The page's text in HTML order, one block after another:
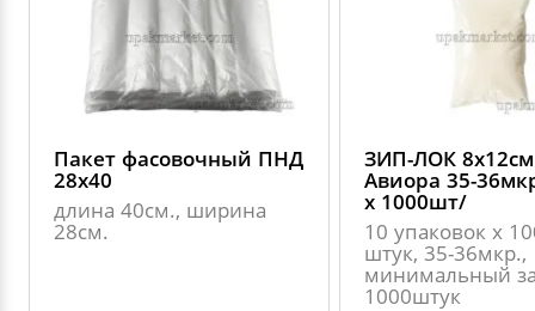
Пакет фасовочный ПНД
28х40
длина 40см., ширина
28см.
ЗИП-ЛОК 8х12см
Авиора 35-
х 1000шт/
10 упаковок х
штук, 35-36мкр.,
минимальный
1000штук